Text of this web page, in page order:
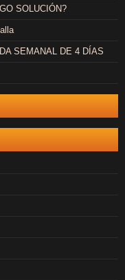
SOLUCIÓN?
SEMANAL DE 4 DÍAS